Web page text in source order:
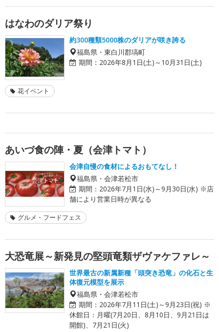
はなわのダリア祭り
約300種類5000株のダリアが咲き誇る
福島県・東白川郡塙町
期間： 2026年8月1日(土)～10月31日(土)
花イベント
あいづ食の陣・夏（会津トマト）
会津自慢の食材によるおもてなし！
福島県・会津若松市
期間： 2026年7月1日(水)～9月30日(水) ※店
舗により営業日時が異なる
グルメ・フードフェス
大恐竜展～新発見の堅頭竜類ザヴァケファレ～
世界最古の新属新種「頭突き恐竜」の化石と生
体復元模型を展示
福島県・会津若松市
期間： 2026年7月11日(土)～9月23日(祝) ※
休館日：月曜(7月20日、8月10日、9月21日は
開館)、7月21日(火)